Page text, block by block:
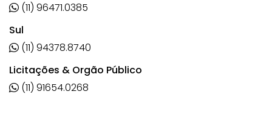
(11) 96471.0385
Sul
(11) 94378.8740
Licitações & Orgão Público
(11) 91654.0268